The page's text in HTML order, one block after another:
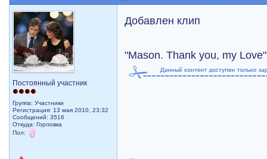
Постоянный участник
Группа: Участники
Регистрация: 13 мая 2010, 23:32
Сообщений: 3516
Откуда: Горловка
Пол:
Добавлен клип
"Mason. Thank you, my Love"